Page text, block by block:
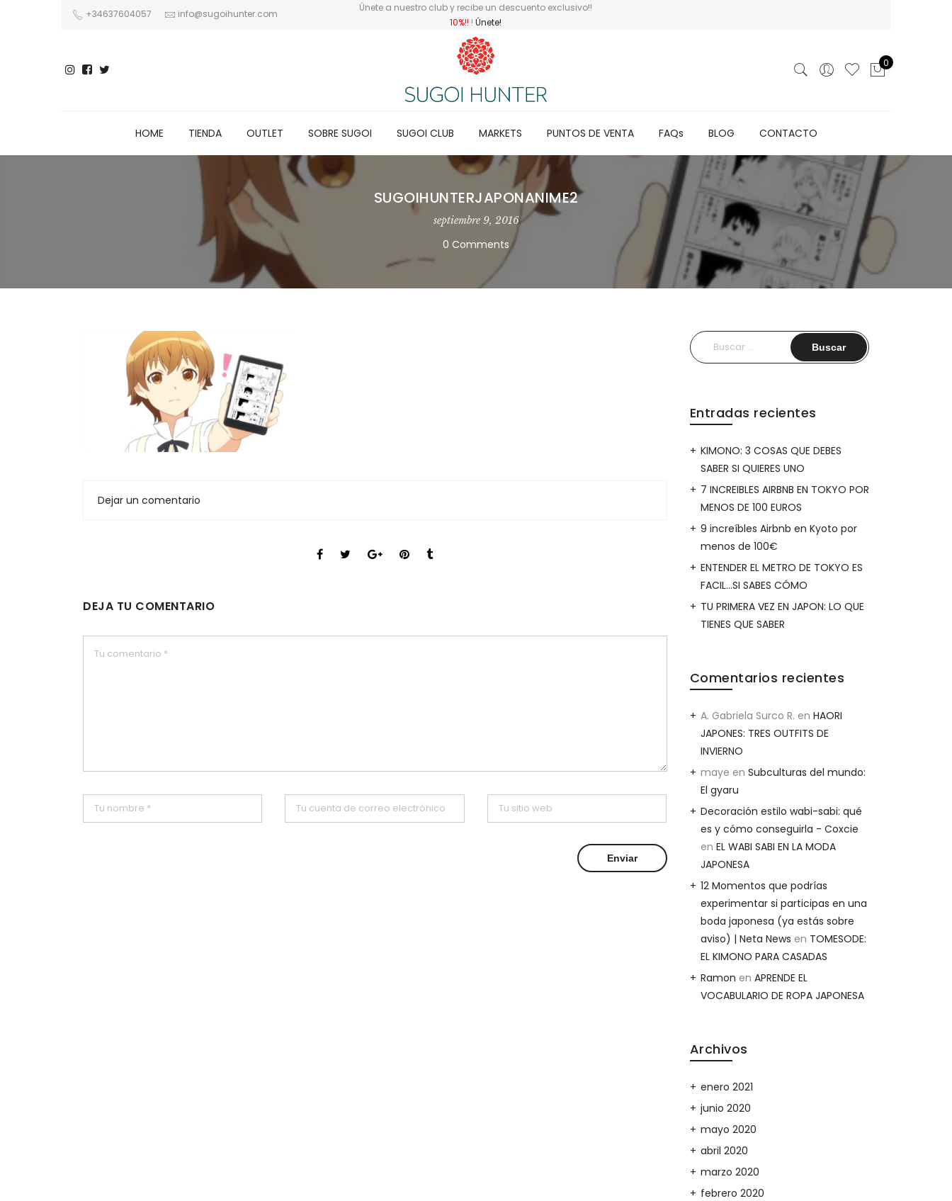
+34637604057 info@sugoihunter.com
Únete a nuestro club y recibe un descuento exclusivo!!
10%!! !Únete!
0
HOME TIENDA OUTLET SOBRE SUGOI SUGOI CLUB MARKETS PUNTOS DE VENTA FAQs BLOG CONTACTO
SUGOIHUNTERJAPONANIME2
septiembre 9, 2016
0 Comments
Dejar un comentario
DEJA TU COMENTARIO
Buscar:
Entradas recientes
KIMONO: 3 COSAS QUE DEBES
SABER SI QUIERES UNO
7 INCREIBLES AIRBNB EN TOKYO POR
MENOS DE 100 EUROS
9 increíbles Airbnb en Kyoto por
menos de 100€
ENTENDER EL METRO DE TOKYO ES
FACIL…SI SABES CÓMO
TU PRIMERA VEZ EN JAPON: LO QUE
TIENES QUE SABER
Comentarios recientes
A. Gabriela Surco R. en HAORI
JAPONES: TRES OUTFITS DE
INVIERNO
maye en Subculturas del mundo:
El gyaru
Decoración estilo wabi-sabi: qué
es y cómo conseguirla - Coxcie
en EL WABI SABI EN LA MODA
JAPONESA
12 Momentos que podrías
experimentar si participas en una
boda japonesa (ya estás sobre
aviso) | Neta News en TOMESODE:
EL KIMONO PARA CASADAS
Ramon en APRENDE EL
VOCABULARIO DE ROPA JAPONESA
Archivos
enero 2021
junio 2020
mayo 2020
abril 2020
marzo 2020
febrero 2020